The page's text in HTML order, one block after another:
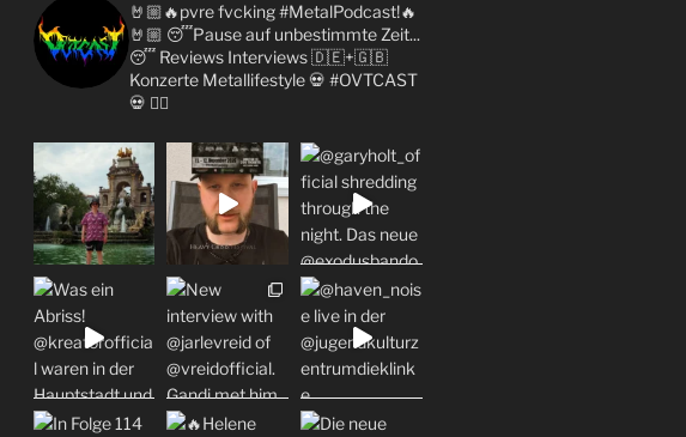
🤘🏼🔥pvre fvcking #MetalPodcast!🔥
🤘🏼 😴Pause auf unbestimmte Zeit...
😴Reviews Interviews 🇩🇪+🇬🇧
KonzerteMetallifestyle💀 #OVTCAST
💀 👇🏼